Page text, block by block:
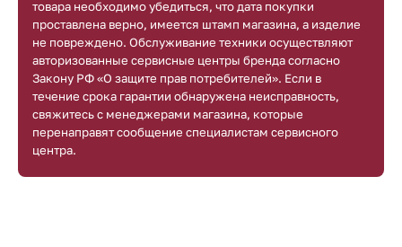
товара необходимо убедиться, что дата покупки
проставлена верно, имеется штамп магазина, а изделие
не повреждено. Обслуживание техники осуществляют
авторизованные сервисные центры бренда согласно
Закону РФ «О защите прав потребителей». Если в
течение срока гарантии обнаружена неисправность,
свяжитесь с менеджерами магазина, которые
перенаправят сообщение специалистам сервисного
центра.